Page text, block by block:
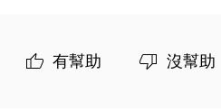
有幫助 沒幫助